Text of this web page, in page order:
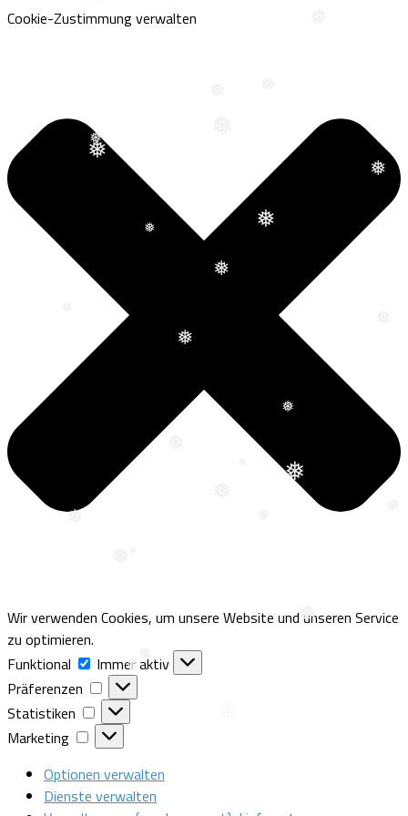
❅
❅
❅
❅
❅
❅
❅
Cookie-Zustimmung verwalten
Wir verwenden Cookies, um unsere Website und unseren Service
zu optimieren.
Funktional
Funktional
Immer aktiv
Präferenzen
Präferenzen
Statistiken
Statistiken
Marketing
Marketing
Optionen verwalten
Dienste verwalten